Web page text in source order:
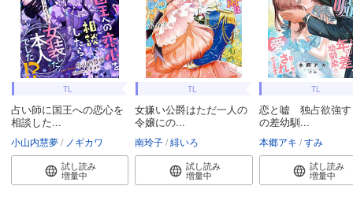
TL
占い師に国王への恋心を
相談した...
小山内慧夢 ノギカワ
試し読み
増量中
TL
女嫌い公爵はただ一人の
令嬢にの...
南玲子 緋いろ
試し読み
増量中
TL
恋と嘘 独占欲強す
の差幼馴...
本郷アキ すみ
試し読み
増量中